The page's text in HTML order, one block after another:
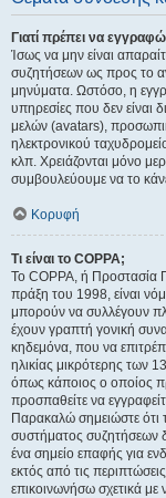
Γιατί πρέπει να
Ίσως να μην είναι
συζητήσεων ως προς το
μηνύματα. Ωστόσο, η
υπηρεσίες που δεν είναι
μελών (avatars),
ηλεκτρονικού
κλπ. Χρειάζονται μόνο
συμβουλεύουμε να το
Κορυφή
Τι είναι το COPPA;
Το COPPA, ή Προστασία
πράξη του 1998, είναι
μπορούν να συλλέγουν
έχουν γραπτή γονική
κηδεμόνα, που να
ηλικίας μικρότερης των
όπως κάποιος ο οποίος
προσπαθείτε να
Παρακαλώ σημειώστε ότι
συστήματος συζητήσεων
ένα σημείο επαφής για
εκτός από τις
επικοινωνήσω σχετικά